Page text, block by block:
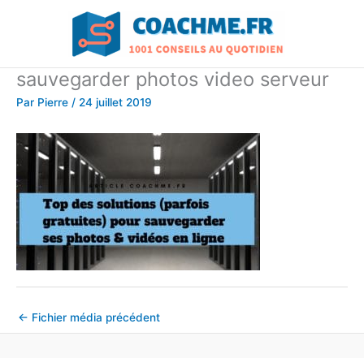
sauvegarder photos video serveur
Par Pierre / 24 juillet 2019
← Fichier média précédent